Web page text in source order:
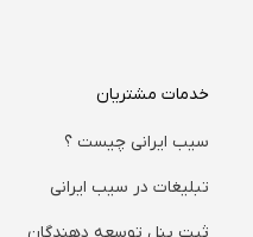
خدمات مشتریان
سیب ایرانی چیست ؟
تبلیغات در سیب ایرانی
ثبت پنل توسعه دهندگان